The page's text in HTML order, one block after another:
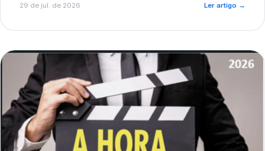
reputacional e o risco regulatório junto a órgãos como a
29 de jul. de 2026 Ler artigo →